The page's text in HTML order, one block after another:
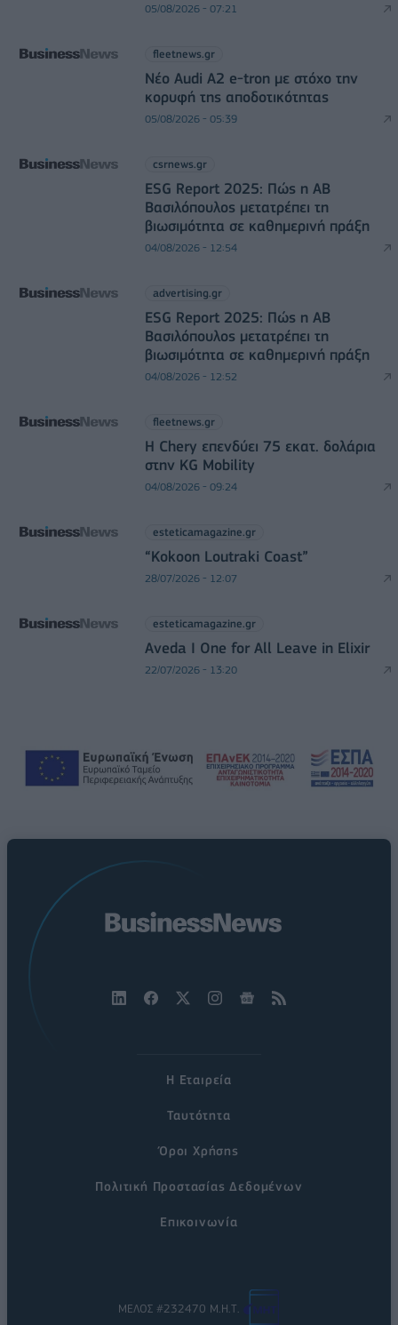
05/08/2026 - 07:21
fleetnews.gr
Νέο Audi A2 e-tron με στόχο την
κορυφή της αποδοτικότητας
05/08/2026 - 05:39
csrnews.gr
ESG Report 2025: Πώς η ΑΒ
Βασιλόπουλος μετατρέπει τη
βιωσιμότητα σε καθημερινή πράξη
04/08/2026 - 12:54
advertising.gr
ESG Report 2025: Πώς η ΑΒ
Βασιλόπουλος μετατρέπει τη
βιωσιμότητα σε καθημερινή πράξη
04/08/2026 - 12:52
fleetnews.gr
Η Chery επενδύει 75 εκατ. δολάρια
στην KG Mobility
04/08/2026 - 09:24
esteticamagazine.gr
“Kokoon Loutraki Coast”
28/07/2026 - 12:07
esteticamagazine.gr
Aveda I One for All Leave in Elixir
22/07/2026 - 13:20
Η Εταιρεία
Ταυτότητα
Όροι Χρήσης
Πολιτική Προστασίας Δεδομένων
Επικοινωνία
ΜΕΛΟΣ #232470 Μ.Η.Τ.